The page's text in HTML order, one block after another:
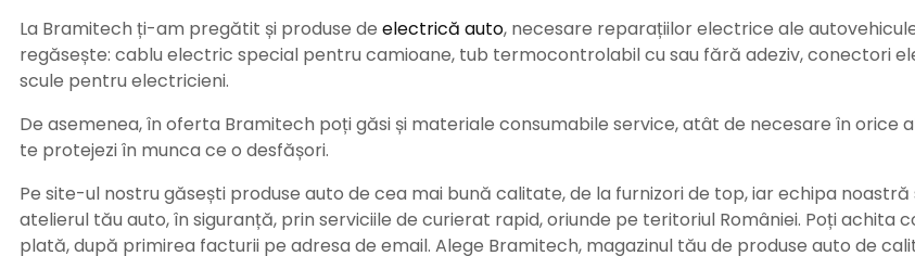
La Bramitech ți-am pregătit și produse de electrică auto, necesare reparațiilor electrice ale
regăsește: cablu electric special pentru camioane, tub termocontrolabil cu sau fără adeziv, conectori
scule pentru electricieni.
De asemenea, în oferta Bramitech poți găsi și materiale consumabile service, atât de necesare în orice
te protejezi în munca ce o desfășori.
Pe site-ul nostru găsești produse auto de cea mai bună calitate, de la furnizori de top, iar echipa
atelierul tău auto, în siguranță, prin serviciile de curierat rapid, oriunde pe teritoriul României. Poți achita
plată, după primirea facturii pe adresa de email. Alege Bramitech, magazinul tău de produse auto de